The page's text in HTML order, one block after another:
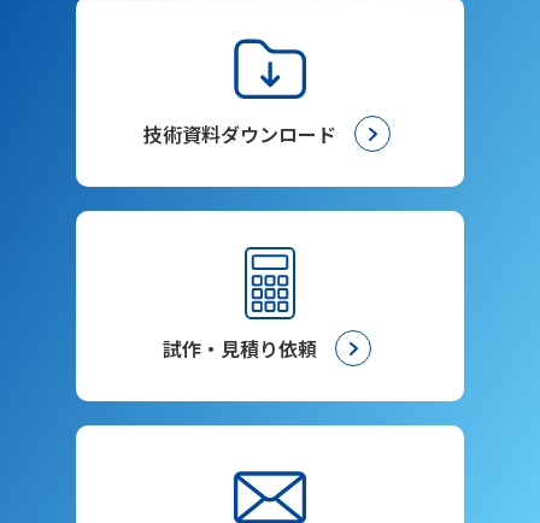
技術資料ダウンロード
試作・見積り依頼